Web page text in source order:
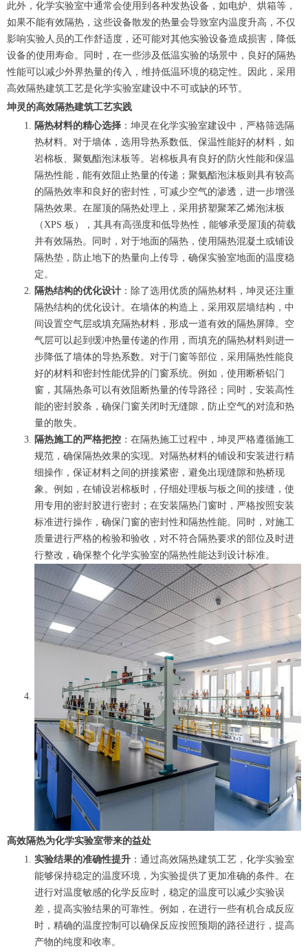
此外，化学实验室中通常会使用到各种发热设备，如电炉、烘箱等，
如果不能有效隔热，这些设备散发的热量会导致室内温度升高，不仅
影响实验人员的工作舒适度，还可能对其他实验设备造成损害，降低
设备的使用寿命。同时，在一些涉及低温实验的场景中，良好的隔热
性能可以减少外界热量的传入，维持低温环境的稳定性。因此，采用
高效隔热建筑工艺是化学实验室建设中不可或缺的环节。
坤灵的高效隔热建筑工艺实践
隔热材料的精心选择 ：坤灵在化学实验室建设中，严格筛选隔
热材料。对于墙体，选用导热系数低、保温性能好的材料，如
岩棉板、聚氨酯泡沫板等。岩棉板具有良好的防火性能和保温
隔热性能，能有效阻止热量的传递；聚氨酯泡沫板则具有较高
的隔热效率和良好的密封性，可减少空气的渗透，进一步增强
隔热效果。在屋顶的隔热处理上，采用挤塑聚苯乙烯泡沫板
（XPS 板），其具有高强度和低导热性，能够承受屋顶的荷载
并有效隔热。同时，对于地面的隔热，使用隔热混凝土或铺设
隔热垫，防止地下的热量向上传导，确保实验室地面的温度稳
定。
隔热结构的优化设计 ：除了选用优质的隔热材料，坤灵还注重
隔热结构的优化设计。在墙体的构造上，采用双层墙结构，中
间设置空气层或填充隔热材料，形成一道有效的隔热屏障。空
气层可以起到缓冲热量传递的作用，而填充的隔热材料则进一
步降低了墙体的导热系数。对于门窗等部位，采用隔热性能良
好的材料和密封性能优异的门窗系统。例如，使用断桥铝门
窗，其隔热条可以有效阻断热量的传导路径；同时，安装高性
能的密封胶条，确保门窗关闭时无缝隙，防止空气的对流和热
量的散失。
隔热施工的严格把控 ：在隔热施工过程中，坤灵严格遵循施工
规范，确保隔热效果的实现。对隔热材料的铺设和安装进行精
细操作，保证材料之间的拼接紧密，避免出现缝隙和热桥现
象。例如，在铺设岩棉板时，仔细处理板与板之间的接缝，使
用专用的密封胶进行密封；在安装隔热门窗时，严格按照安装
标准进行操作，确保门窗的密封性和隔热性能。同时，对施工
质量进行严格的检验和验收，对不符合隔热要求的部位及时进
行整改，确保整个化学实验室的隔热性能达到设计标准。
高效隔热为化学实验室带来的益处
实验结果的准确性提升 ：通过高效隔热建筑工艺，化学实验室
能够保持稳定的温度环境，为实验提供了更加准确的条件。在
进行对温度敏感的化学反应时，稳定的温度可以减少实验误
差，提高实验结果的可靠性。例如，在进行一些有机合成反应
时，精确的温度控制可以确保反应按照预期的路径进行，提高
产物的纯度和收率。